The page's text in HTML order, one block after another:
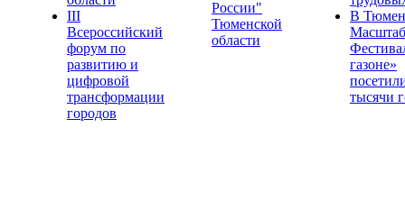
III
Всероссийский
форум по
развитию и
цифровой
трансформации
городов
России"
Тюменской
области
В
газоне»
тысячи